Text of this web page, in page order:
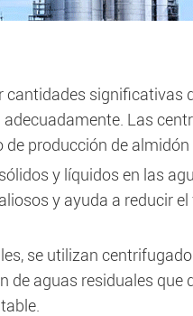
cantidades significativas
Las
producción de almidón
y líquidos en las
y ayuda a reducir
se utilizan
de aguas residuales que